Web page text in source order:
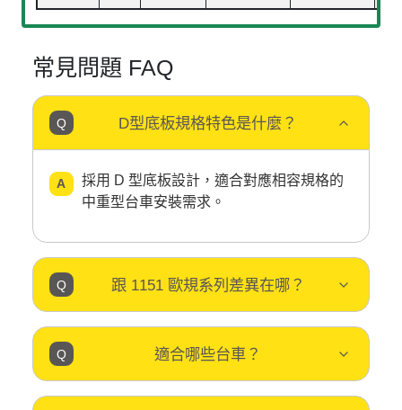
常見問題 FAQ
D型底板規格特色是什麼？
採用 D 型底板設計，適合對應相容規格的
中重型台車安裝需求。
跟 1151 歐規系列差異在哪？
適合哪些台車？